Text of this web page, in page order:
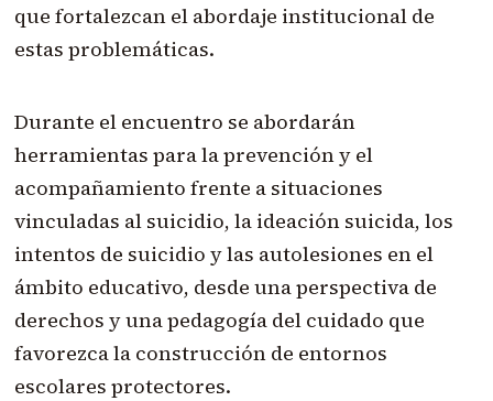
que fortalezcan el abordaje institucional de
estas problemáticas.
Durante el encuentro se abordarán
herramientas para la prevención y el
acompañamiento frente a situaciones
vinculadas al suicidio, la ideación suicida, los
intentos de suicidio y las autolesiones en el
ámbito educativo, desde una perspectiva de
derechos y una pedagogía del cuidado que
favorezca la construcción de entornos
escolares protectores.